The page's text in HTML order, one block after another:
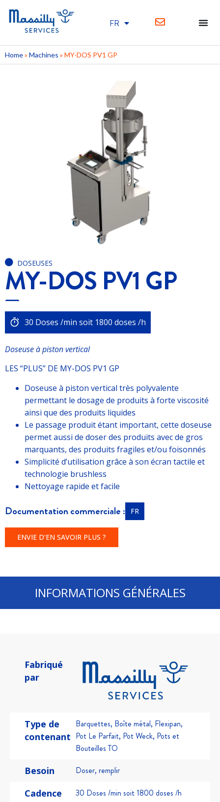
FR
EN
Home» Machines » MY-DOS PV1 GP
DOSEUSES
MY-DOS PV1 GP
30 Doses /min soit 1800 doses /h
Doseuse à piston vertical
LES “PLUS” DE MY-DOS PV1 GP
Doseuse à piston vertical très polyvalente
permettant le dosage de produits à forte viscosité
ainsi que des produits liquides
Le passage produit étant important, cette doseuse
permet aussi de doser des produits avec de gros
marquants, des produits fragiles et/ou foisonnés
Simplicité d’utilisation grâce à son écran tactile et
technologie brushless
Nettoyage rapide et facile
Documentation commerciale : FR
ENVIE D'EN SAVOIR PLUS ?
INFORMATIONS GÉNÉRALES
Fabriqué
par
Type de
contenant
Barquettes, Boîte métal, Flexipan,
Pot Le Parfait, Pot Weck, Pots et
Bouteilles TO
Besoin Doser, remplir
Cadence 30 Doses /min soit 1800 doses /h